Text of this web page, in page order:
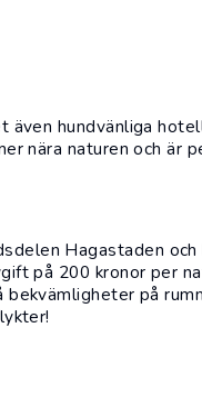
hundvänliga
nära naturen och är
Hagastaden och
på 200 kronor per
bekvämligheter på